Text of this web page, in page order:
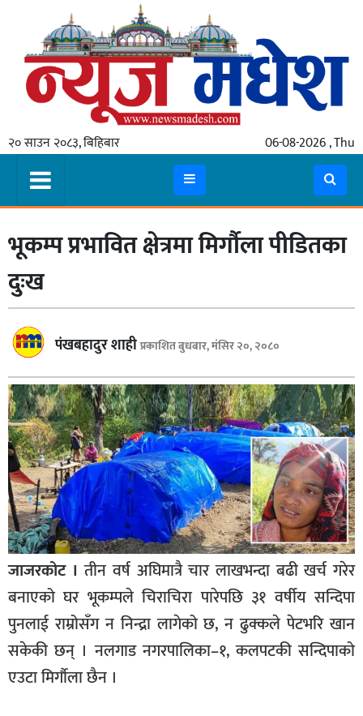
२० साउन २०८३, बिहिबार 06-08-2026 , Thu
गृहपृष्ठ
स्थानीय
प्रदेश
मधेश
प्रदेश
लुम्बिनी
गण्डकी
बागमती
कर्णाली
सुदूरपश्चिम
मधेश
विशेष
राजनीति
प्रमुख
समाचार
राष्ट्रिय
अन्तराष्ट्रिय
अन्तरबार्ता
भूकम्प प्रभावित क्षेत्रमा मिर्गौला पीडितका
दुःख
पंखबहादुर शाहीप्रकाशित बुधबार, मंसिर २०, २०८०
जाजरकोट । तीन वर्ष अघिमात्रै चार लाखभन्दा बढी खर्च गरेर
बनाएको घर भूकम्पले चिराचिरा पारेपछि ३१ वर्षीय सन्दिपा
पुनलाई राम्रोसँग न निन्द्रा लागेको छ, न ढुक्कले पेटभरि खान
सकेकी छन् । नलगाड नगरपालिका–१, कलपटकी सन्दिपाको
एउटा मिर्गौला छैन ।